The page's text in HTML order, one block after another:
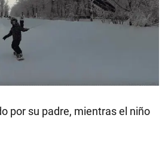
por su padre, mientras el niño